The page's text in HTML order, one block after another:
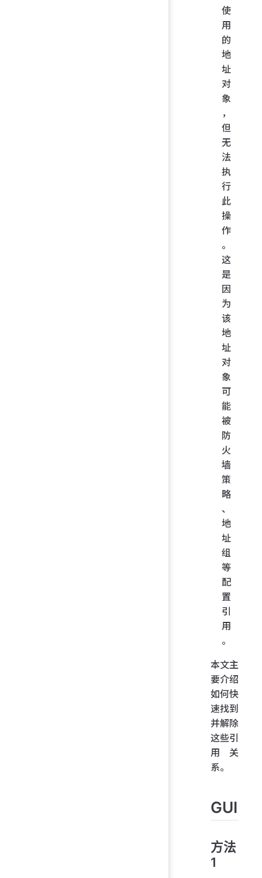
使
用
的
地
址
对
象
，
但
无
法
执
行
此
操
作
。
这
是
因
为
该
地
址
对
象
可
能
被
防
火
墙
策
略
、
地
址
组
等
配
置
引
用
。
本文主
要介绍
如何快
速找到
并解除
这些引
用关
系。
GUI
方法
1